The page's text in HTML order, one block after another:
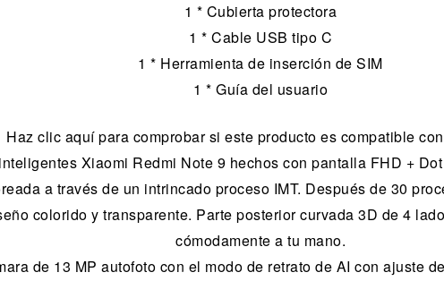
1 * Cubierta protectora
1 * Cable USB tipo C
1 * Herramienta de inserción de SIM
1 * Guía del usuario
Haz clic aquí para comprobar si este producto es compatible
Xiaomi Redmi Note 9 hechos con pantalla FHD +
a través de un intrincado proceso IMT. Después de 30
colorido y transparente. Parte posterior curvada 3D de 4
cómodamente a tu mano.
de 13 MP autofoto con el modo de retrato de AI con ajuste